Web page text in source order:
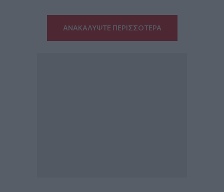
ΑΝΑΚΑΛΥΨΤΕ ΠΕΡΙΣΣΟΤΕΡΑ